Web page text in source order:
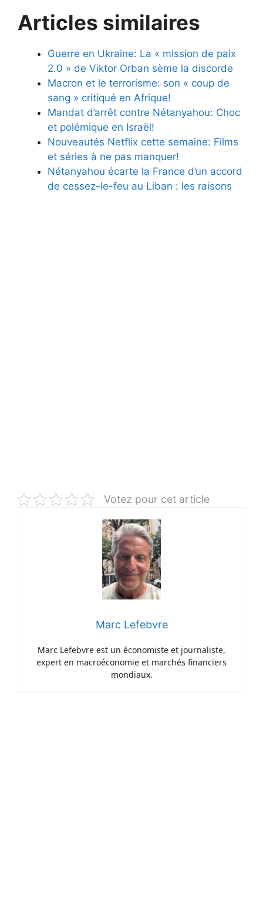
Articles similaires
Guerre en Ukraine: La « mission de paix
2.0 » de Viktor Orban sème la discorde
Macron et le terrorisme: son « coup de
sang » critiqué en Afrique!
Mandat d’arrêt contre Nétanyahou: Choc
et polémique en Israël!
Nouveautés Netflix cette semaine: Films
et séries à ne pas manquer!
Nétanyahou écarte la France d’un accord
de cessez-le-feu au Liban : les raisons
Votez pour cet article
Marc Lefebvre
Marc Lefebvre est un économiste et journaliste,
expert en macroéconomie et marchés financiers
mondiaux.